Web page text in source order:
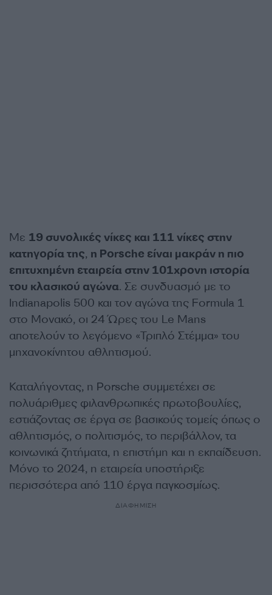
Με 19 συνολικές νίκες και 111 νίκες στην
κατηγορία της, η Porsche είναι μακράν η πιο
επιτυχημένη εταιρεία στην 101χρονη ιστορία
του κλασικού αγώνα. Σε συνδυασμό με το
Indianapolis 500 και τον αγώνα της Formula 1
στο Μονακό, οι 24 Ώρες του Le Mans
αποτελούν το λεγόμενο «Τριπλό Στέμμα» του
μηχανοκίνητου αθλητισμού.
Καταλήγοντας, η Porsche συμμετέχει σε
πολυάριθμες φιλανθρωπικές πρωτοβουλίες,
εστιάζοντας σε έργα σε βασικούς τομείς όπως ο
αθλητισμός, ο πολιτισμός, το περιβάλλον, τα
κοινωνικά ζητήματα, η επιστήμη και η εκπαίδευση.
Μόνο το 2024, η εταιρεία υποστήριξε
περισσότερα από 110 έργα παγκοσμίως.
ΔΙΑΦΗΜΙΣΗ